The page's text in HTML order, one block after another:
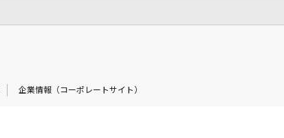
企業情報（コーポレートサイト）